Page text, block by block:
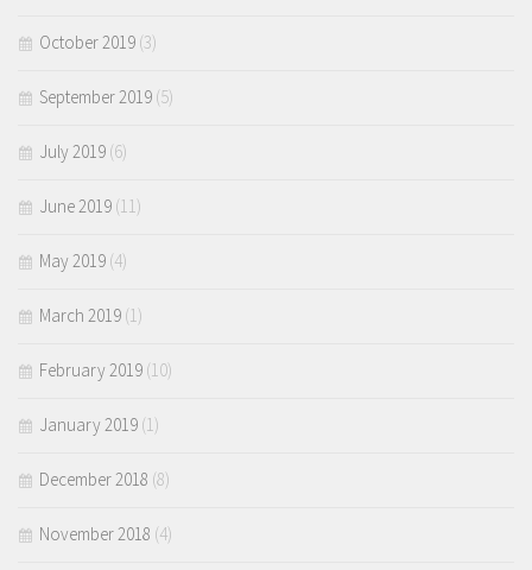
October 2019 (3)
September 2019 (5)
July 2019 (6)
June 2019 (11)
May 2019 (4)
March 2019 (1)
February 2019 (10)
January 2019 (1)
December 2018 (8)
November 2018 (4)